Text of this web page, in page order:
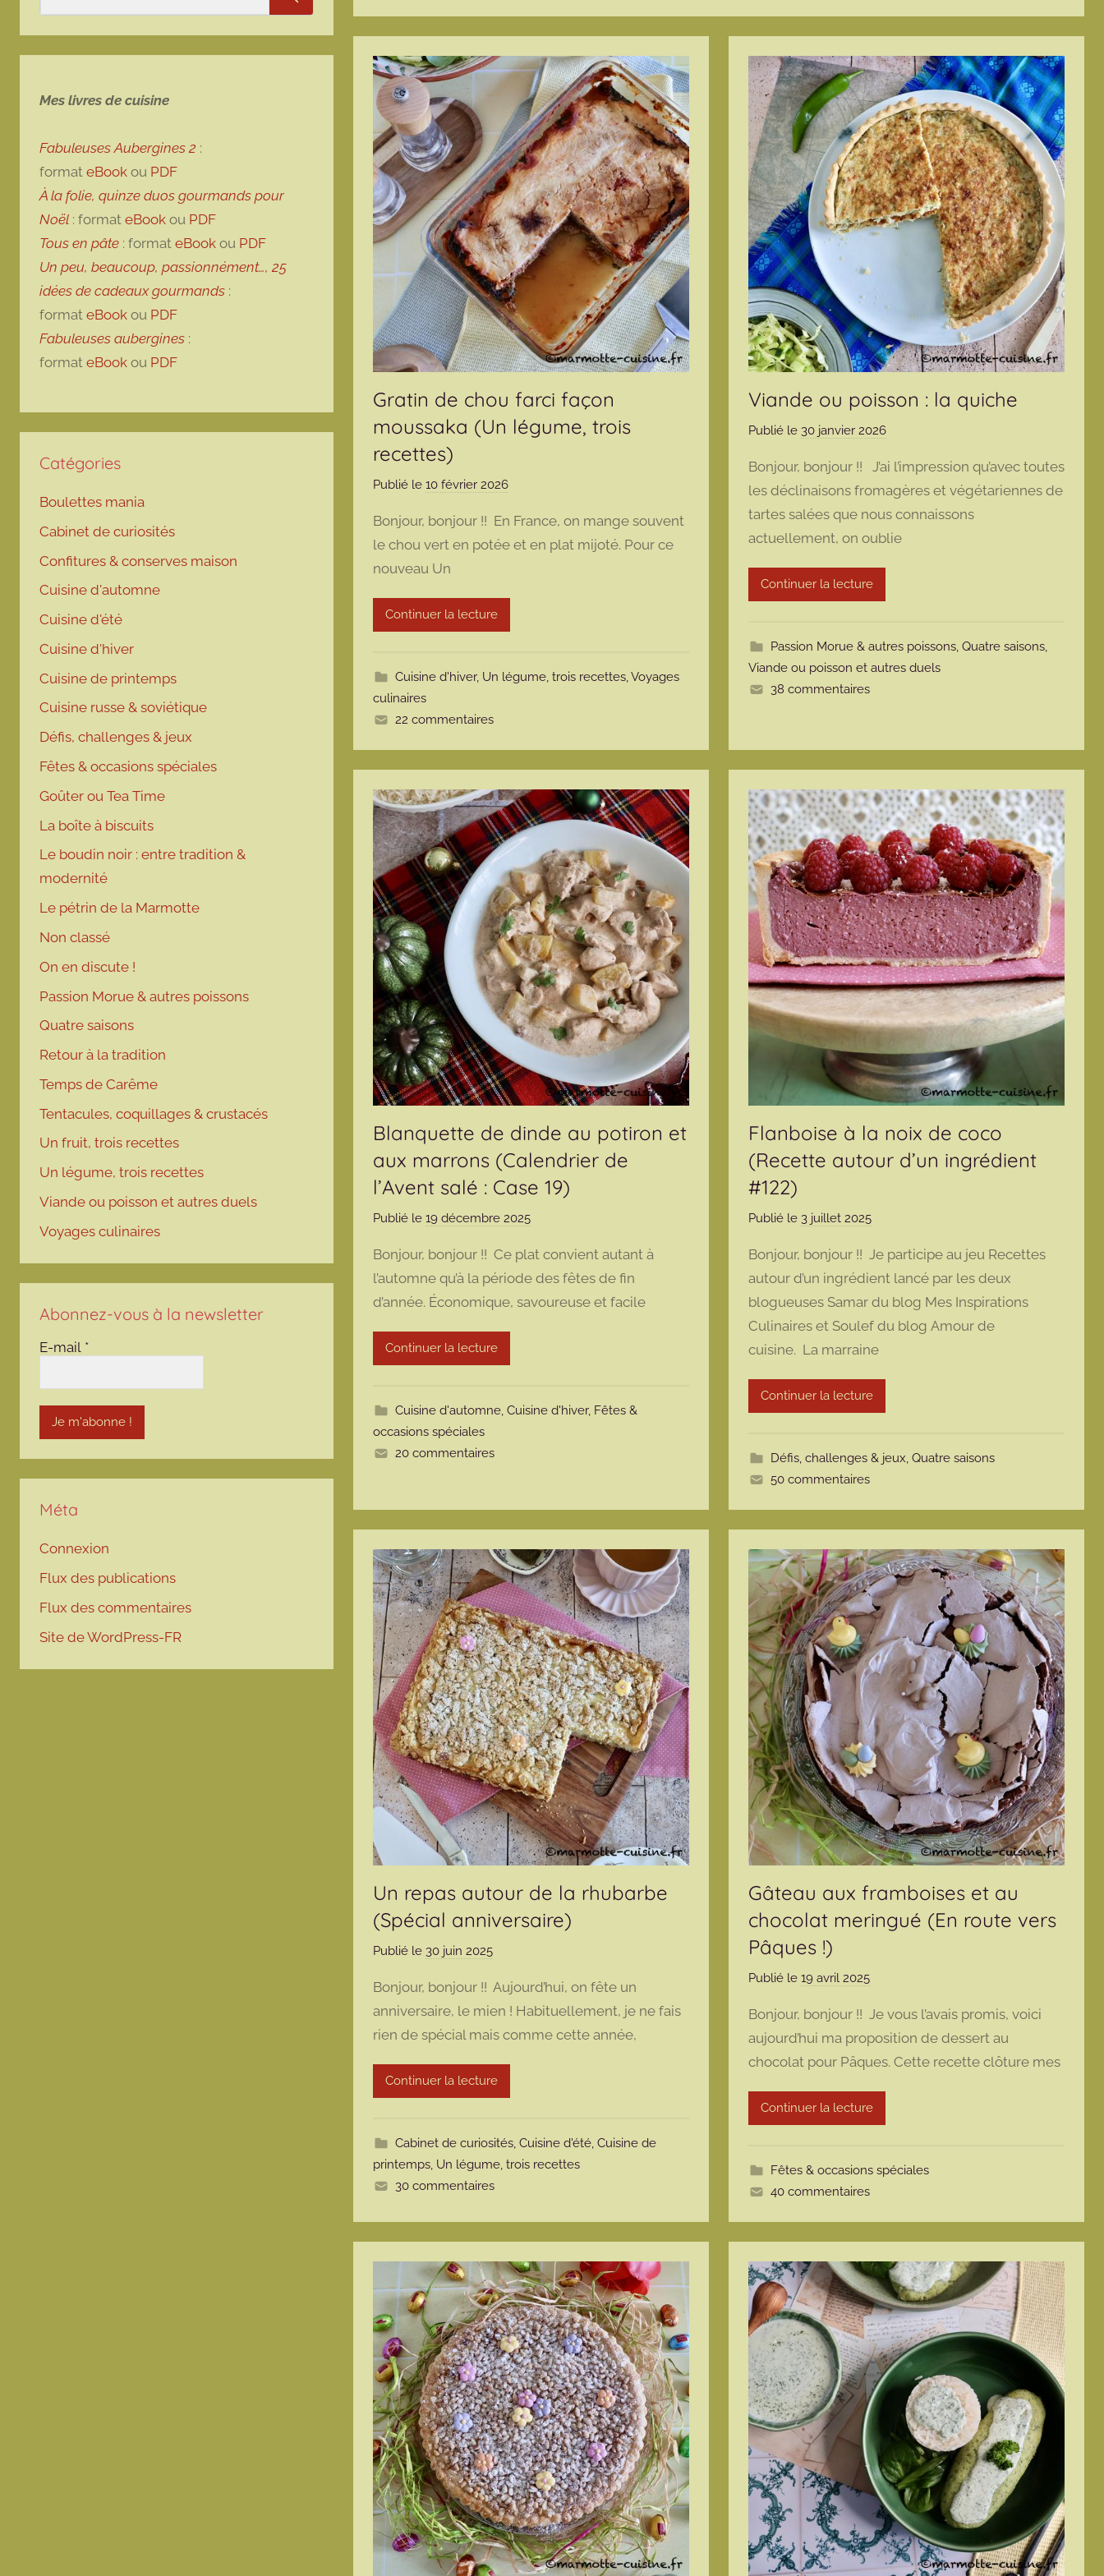
Gratin de chou farci façon
moussaka (Un légume, trois
recettes)
Publié le 10 février 2026p
r
m
o
t
Bonjour, bonjour !! En France, on mange souvent
le chou vert en potée et en plat mijoté. Pour ce
nouveau Un
Continuer la lecture
Cuisine d'hiver, Un légume, trois recettes,Voyages
culinaires
22 commentaires
Viande ou poisson : la quiche
Publié le 30 janvier 2026p
r
m
a
r
e
Bonjour, bonjour !! J’ai l’impression qu’avec toutes
les déclinaisons fromagères et végétariennes de
tartes salées que nous connaissons
actuellement, on oublie
Continuer la lecture
Passion Morue & autres poissons,Quatre saisons,
Viande ou poisson et autres duels
38 commentaires
Blanquette de dinde au potiron et
aux marrons (Calendrier de
l’Avent salé : Case 19)
Publié le 19 décembre 2025p
r
m
a
t
Bonjour, bonjour !! Ce plat convient autant à
l’automne qu’à la période des fêtes de fin
d’année. Économique, savoureuse et facile
Continuer la lecture
Cuisine d'automne,Cuisine d'hiver, Fêtes &
occasions spéciales
20 commentaires
Flanboise à la noix de coco
(Recette autour d’un ingrédient
#122)
Publié le 3 juillet 2025p
r
m
a
r
m
t
Bonjour, bonjour !! Je participe au jeu Recettes
autour d’un ingrédient lancé par les deux
blogueuses Samar du blog Mes Inspirations
Culinaires et Soulef du blog Amour de
cuisine. La marraine
Continuer la lecture
Défis, challenges & jeux,Quatre saisons
50 commentaires
Un repas autour de la rhubarbe
(Spécial anniversaire)
Publié le 30 juin 2025p
r
m
a
m
o
t
e
Bonjour, bonjour !! Aujourd’hui, on fête un
anniversaire, le mien ! Habituellement, je ne fais
rien de spécial mais comme cette année,
Continuer la lecture
Cabinet de curiosités,Cuisine d'été,Cuisine de
printemps, Un légume, trois recettes
30 commentaires
Gâteau aux framboises et au
chocolat meringué (En route vers
Pâques !)
Publié le 19 avril 2025p
r
m
a
m
o
t
e
Bonjour, bonjour !! Je vous l’avais promis, voici
aujourd’hui ma proposition de dessert au
chocolat pour Pâques. Cette recette clôture mes
Continuer la lecture
Fêtes & occasions spéciales
40 commentaires
Rechercher
Mes livres de cuisine
Fabuleuses Aubergines 2 :
format eBook ou PDF
À la folie, quinze duos gourmands pour
Noël : format eBook ou PDF
Tous en pâte : format eBook ou PDF
Un peu, beaucoup, passionnément…, 25
idées de cadeaux gourmands :
format eBook ou PDF
Fabuleuses aubergines :
format eBook ou PDF
Catégories
Boulettes mania
Cabinet de curiosités
Confitures & conserves maison
Cuisine d'automne
Cuisine d'été
Cuisine d'hiver
Cuisine de printemps
Cuisine russe & soviétique
Défis, challenges & jeux
Fêtes & occasions spéciales
Goûter ou Tea Time
La boîte à biscuits
Le boudin noir : entre tradition &
modernité
Le pétrin de la Marmotte
Non classé
On en discute !
Passion Morue & autres poissons
Quatre saisons
Retour à la tradition
Temps de Carême
Tentacules, coquillages & crustacés
Un fruit, trois recettes
Un légume, trois recettes
Viande ou poisson et autres duels
Voyages culinaires
Abonnez-vous à la newsletter
E-mail *
Méta
Connexion
Flux des publications
Flux des commentaires
Site de WordPress-FR